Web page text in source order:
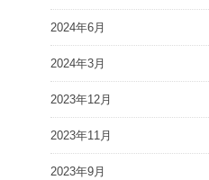
2024年6月
2024年3月
2023年12月
2023年11月
2023年9月